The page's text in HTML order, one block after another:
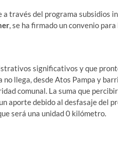
a través del programa subsidios
, se ha firmado un convenio
significativos y que
llega, desde Atos Pampa y
comunal. La suma que
aporte debido al desfasaje del
será una unidad 0 kilómetro.